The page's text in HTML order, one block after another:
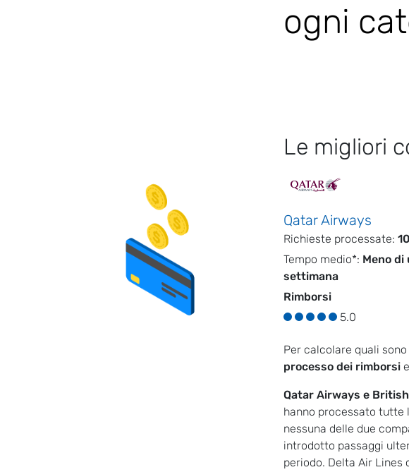
ogni
Le migliori
Qatar Airways
Richieste processate:
Tempo medio*: Meno di
settimana
Rimborsi
5.0
Per calcolare quali
processo dei rimborsi
Qatar Airways e
hanno processato tutte
nessuna delle due
introdotto passaggi
periodo. Delta Air